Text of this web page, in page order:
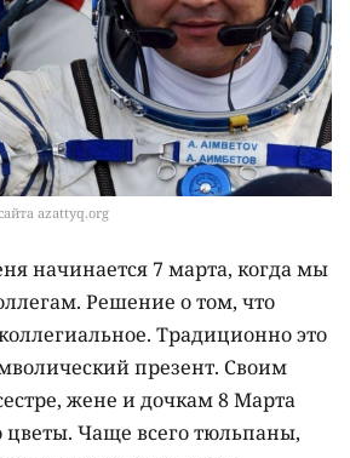
azattyq.org
начинается 7 марта, когда мы
Решение о том, что
Традиционно это
презент. Своим
жене и дочкам 8 Марта
цветы. Чаще всего тюльпаны,